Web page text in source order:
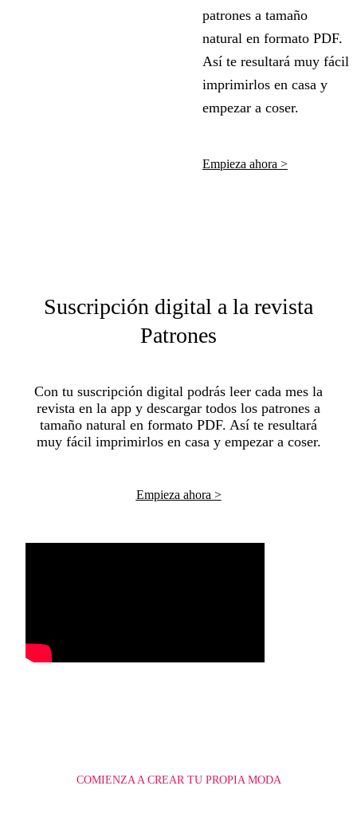
patrones a tamaño
natural en formato PDF.
Así te resultará muy fácil
imprimirlos en casa y
empezar a coser.
Empieza ahora >
Suscripción digital a la revista
Patrones
Con tu suscripción digital podrás leer cada mes la
revista en la app y descargar todos los patrones a
tamaño natural en formato PDF. Así te resultará
muy fácil imprimirlos en casa y empezar a coser.
Empieza ahora >
COMIENZA A CREAR TU PROPIA MODA